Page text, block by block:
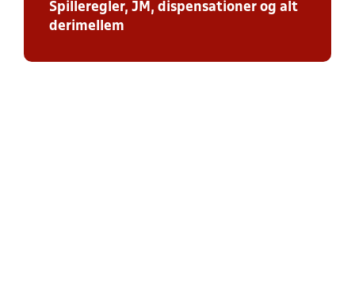
Spilleregler, JM, dispensationer og alt
derimellem